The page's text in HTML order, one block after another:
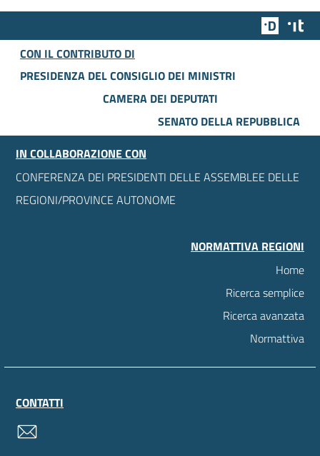
Team
CON IL CONTRIBUTO DI
PRESIDENZA DEL CONSIGLIO DEI MINISTRI
CAMERA DEI DEPUTATI
SENATO DELLA REPUBBLICA
IN COLLABORAZIONE CON
CONFERENZA DEI PRESIDENTI DELLE ASSEMBLEE DELLE
REGIONI/PROVINCE AUTONOME
NORMATTIVA REGIONI
Home
Ricerca semplice
Ricerca avanzata
Normattiva
CONTATTI